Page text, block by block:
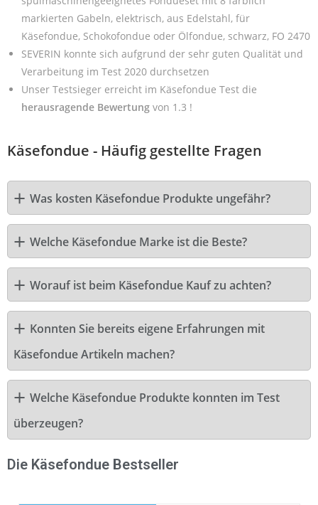
markierten Gabeln, elektrisch, aus Edelstahl, für
Käsefondue, Schokofondue oder Ölfondue, schwarz, FO 2470
SEVERIN konnte sich aufgrund der sehr guten Qualität und
Verarbeitung im Test 2020 durchsetzen
Unser Testsieger erreicht im Käsefondue Test die
herausragende Bewertung von 1.3 !
Käsefondue - Häufig gestellte Fragen
Was kosten Käsefondue Produkte ungefähr?
Welche Käsefondue Marke ist die Beste?
Worauf ist beim Käsefondue Kauf zu achten?
Konnten Sie bereits eigene Erfahrungen mit
Käsefondue Artikeln machen?
Welche Käsefondue Produkte konnten im Test
überzeugen?
Die Käsefondue Bestseller